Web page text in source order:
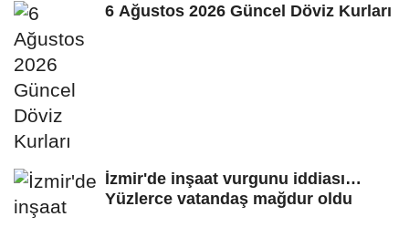
6 Ağustos 2026 Güncel Döviz Kurları
İzmir'de inşaat vurgunu iddiası…
Yüzlerce vatandaş mağdur oldu